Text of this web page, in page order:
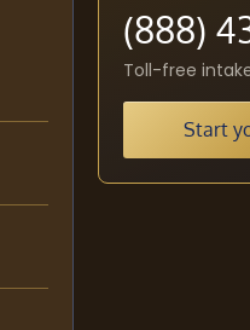
(888)
Toll-free
Start